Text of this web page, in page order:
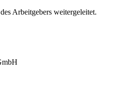
Arbeitgebers weitergeleitet.